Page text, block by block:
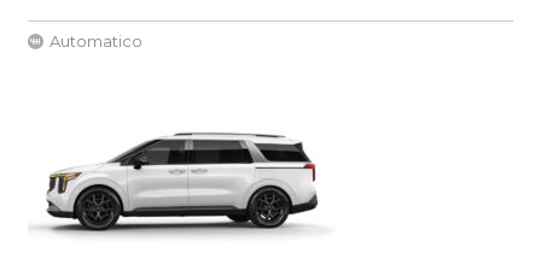
Automatico